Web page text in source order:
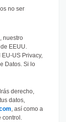
no ser
nuestro
EEUU.
US Privacy,
Datos. Si lo
derecho,
datos,
, así como a
control.